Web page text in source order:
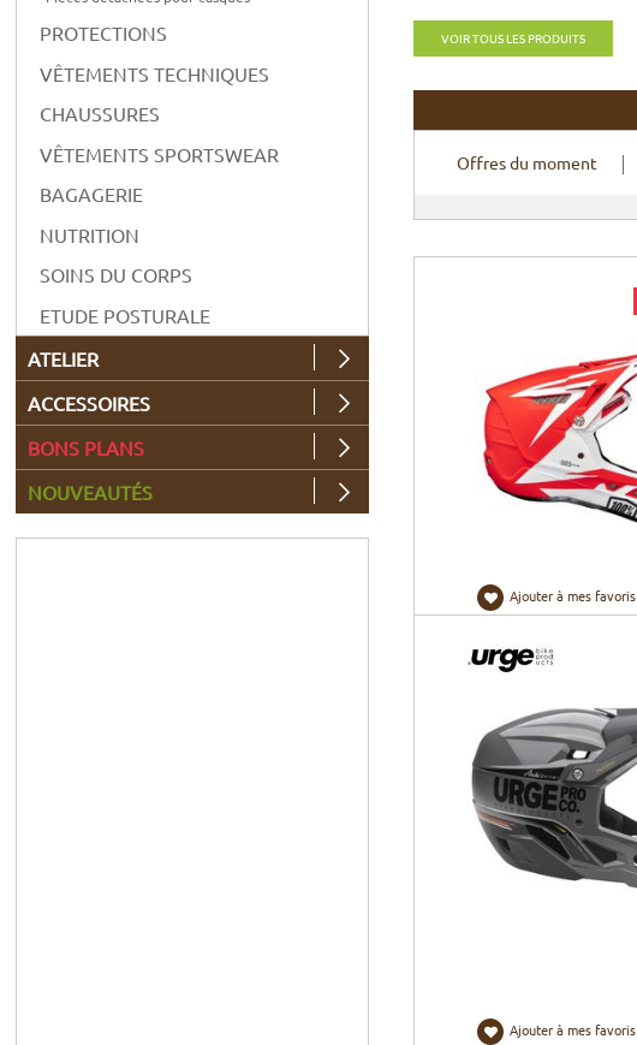
VOIR TOUS LES PRODUITS
Offres du moment
Ajouter à mes favoris
Ajouter à mes favoris
PROTECTIONS
VÊTEMENTS TECHNIQUES
CHAUSSURES
VÊTEMENTS SPORTSWEAR
BAGAGERIE
NUTRITION
SOINS DU CORPS
ETUDE POSTURALE
ATELIER
ACCESSOIRES
BONS PLANS
NOUVEAUTÉS